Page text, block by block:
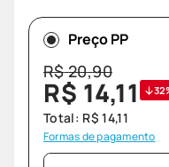
Preço PP
R$20,90
R$ 14,11
Total: R$ 14,11
Formas de pagamento